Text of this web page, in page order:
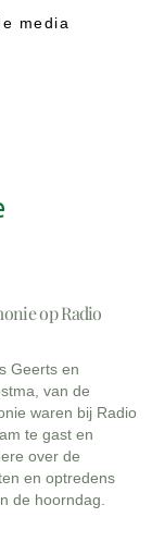
media
op Radio
Geerts en
van de
waren bij Radio
te gast en
over de
en optredens
de hoorndag.